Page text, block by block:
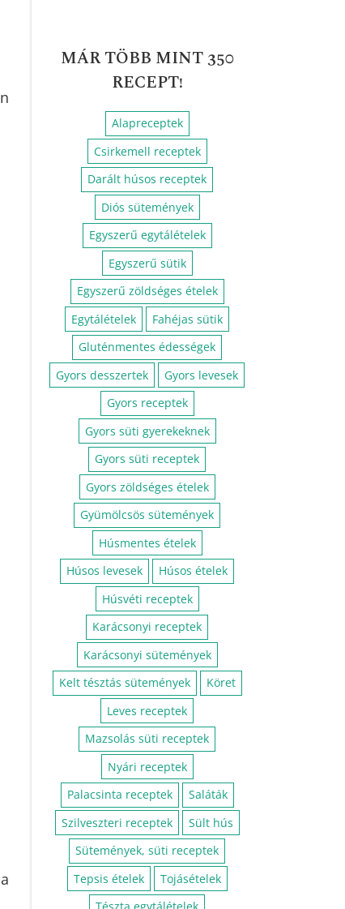
RECEPT!
Alapreceptek
Csirkemell receptek
Darált húsos receptek
Diós sütemények
Egyszerű egytálételek
Egyszerű sütik
Egyszerű zöldséges ételek
Egytálételek
Fahéjas sütik
Gluténmentes édességek
Gyors desszertek
Gyors levesek
Gyors receptek
Gyors süti gyerekeknek
Gyors süti receptek
Gyors zöldséges ételek
Gyümölcsös sütemények
Húsmentes ételek
Húsos levesek
Húsos ételek
Húsvéti receptek
Karácsonyi receptek
Karácsonyi sütemények
Kelt tésztás sütemények
Köret
Leves receptek
Mazsolás süti receptek
Nyári receptek
Palacsinta receptek
Saláták
Szilveszteri receptek
Sült hús
Sütemények, süti receptek